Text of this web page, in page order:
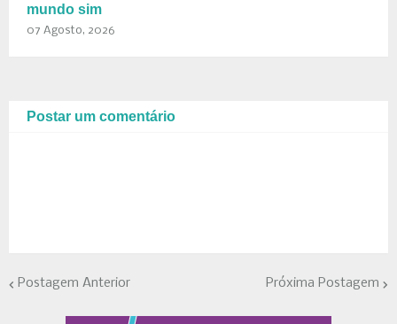
mundo sim
07 Agosto, 2026
Postar um comentário
Postagem Anterior Próxima Postagem